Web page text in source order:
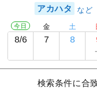
アカハタ
今日
8/6
金
7
土
8
検索条件に合